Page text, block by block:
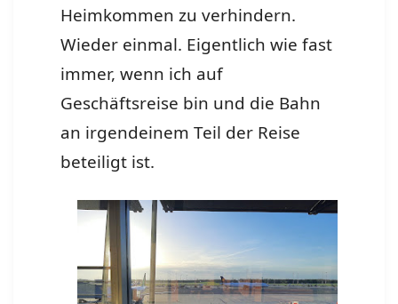
Heimkommen zu verhindern.
Wieder einmal. Eigentlich wie fast
immer, wenn ich auf
Geschäftsreise bin und die Bahn
an irgendeinem Teil der Reise
beteiligt ist.